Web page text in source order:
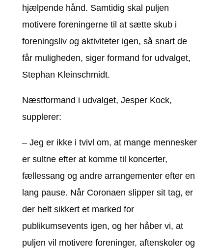
hjælpende hånd. Samtidig skal puljen
motivere foreningerne til at sætte skub i
foreningsliv og aktiviteter igen, så snart de
får muligheden, siger formand for udvalget,
Stephan Kleinschmidt.
Næstformand i udvalget, Jesper Kock,
supplerer:
– Jeg er ikke i tvivl om, at mange mennesker
er sultne efter at komme til koncerter,
fællessang og andre arrangementer efter en
lang pause. Når Coronaen slipper sit tag, er
der helt sikkert et marked for
publikumsevents igen, og her håber vi, at
puljen vil motivere foreninger, aftenskoler og